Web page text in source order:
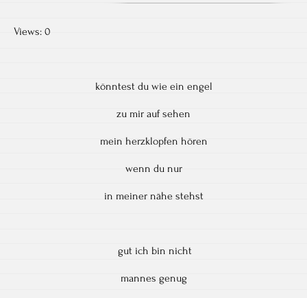
Views: 0
könntest du wie ein engel
zu mir auf sehen
mein herzklopfen hören
wenn du nur
in meiner nähe stehst
gut ich bin nicht
mannes genug